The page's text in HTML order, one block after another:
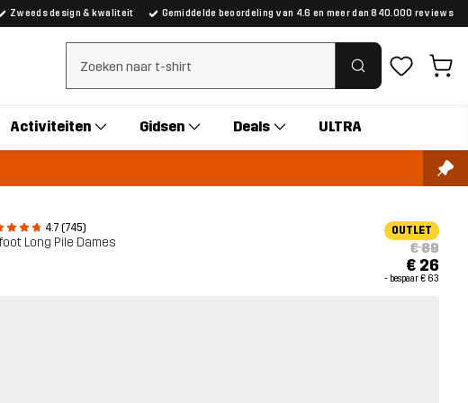
Zweeds design & kwaliteit Gemiddelde beoordeling van 4.6 en meer dan 840.000 reviews
Zoeken wissen
Activiteiten Gidsen Deals ULTRA
4.7 (745)
Long Pile Dames
OUTLET
€ 89
€ 26
- bespaar€ 63